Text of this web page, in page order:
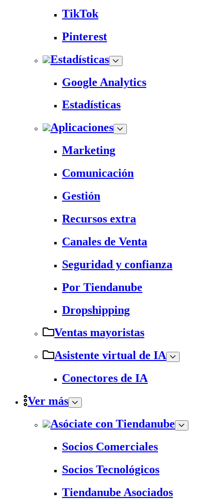
TikTok
Pinterest
Estadísticas
Google Analytics
Estadísticas
Aplicaciones
Marketing
Comunicación
Gestión
Recursos extra
Canales de Venta
Seguridad y confianza
Por Tiendanube
Dropshipping
Ventas mayoristas
Asistente virtual de IA
Conectores de IA
Ver más
Asóciate con Tiendanube
Socios Comerciales
Socios Tecnológicos
Tiendanube Asociados